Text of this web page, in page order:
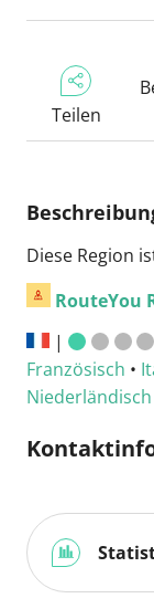
Teilen
Diese Region
RouteYou
|
Französisch •
Niederländisch